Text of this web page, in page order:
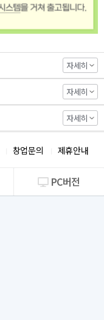
자세히
자세히
자세히
창업문의 제휴안내
PC버전